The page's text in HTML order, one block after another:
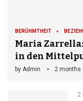
BERÜHMTHEIT
Maria
in den
by Admin 2 months
2